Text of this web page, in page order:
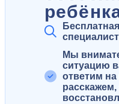
Мы
ситуацию
ответим
расскажем,